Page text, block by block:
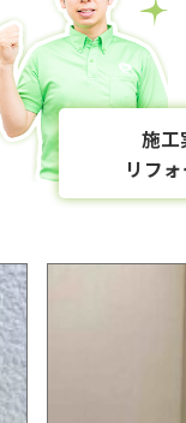
施工
リフ